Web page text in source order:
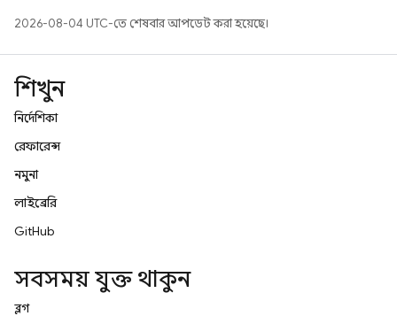
2026-08-04 UTC-তে শেষবার আপডেট করা হয়েছে।
শিখুন
নির্দেশিকা
রেফারেন্স
নমুনা
লাইব্রেরি
GitHub
সবসময় যুক্ত থাকুন
ব্লগ